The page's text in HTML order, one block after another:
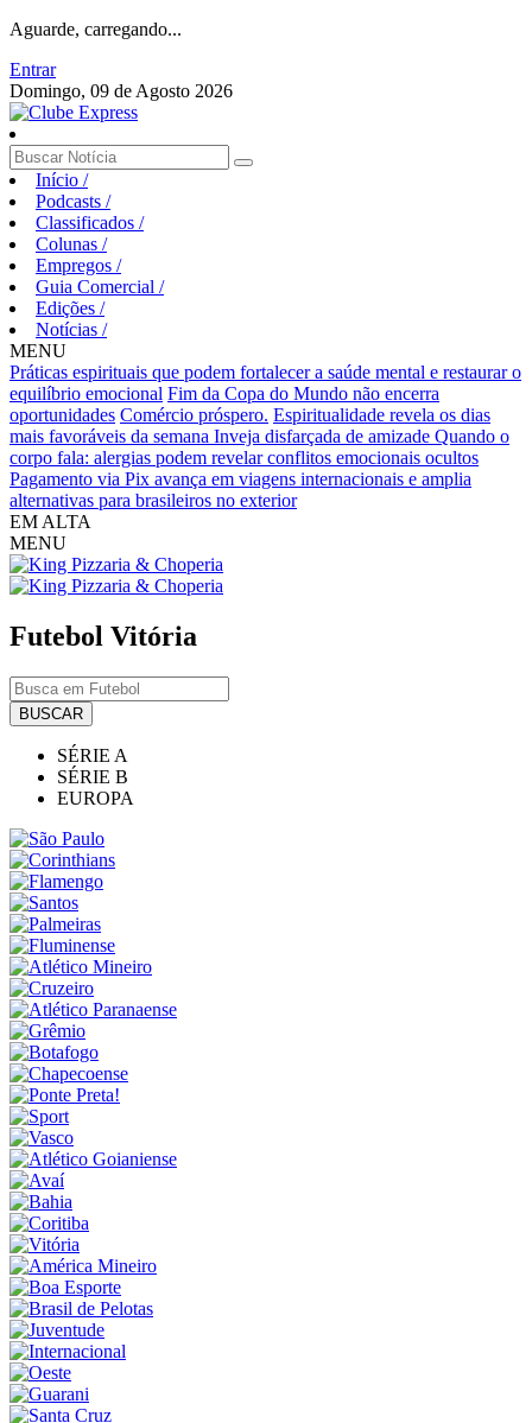
Aguarde, carregando...
Entrar
Domingo, 09 de Agosto 2026
Início /
Podcasts /
Classificados /
Colunas /
Empregos /
Guia Comercial /
Edições /
Notícias /
MENU
Práticas espirituais que podem fortalecer a saúde mental e restaurar o
equilíbrio emocional Fim da Copa do Mundo não encerra
oportunidades Comércio próspero. Espiritualidade revela os dias
mais favoráveis da semana Inveja disfarçada de amizade Quando o
corpo fala: alergias podem revelar conflitos emocionais ocultos
Pagamento via Pix avança em viagens internacionais e amplia
alternativas para brasileiros no exterior
EM ALTA
MENU
Futebol Vitória
BUSCAR
SÉRIE A
SÉRIE B
EUROPA